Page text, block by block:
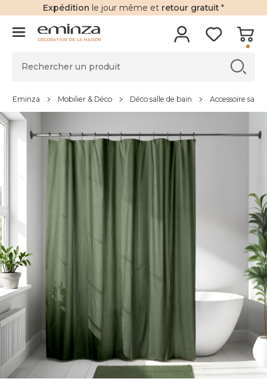
Expédition le jour même et retour gratuit *
DÉCORATION DE LA MAISON
Eminza Mobilier & Déco Déco salle de bain Accessoire salle